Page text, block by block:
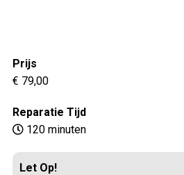
Prijs
€ 79,00
Reparatie Tijd
120 minuten
Let Op!